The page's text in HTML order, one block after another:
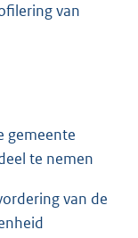
van
gemeente
te nemen
van de